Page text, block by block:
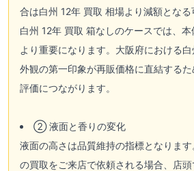
合は白州 12年 買取 相場より減額となる
白州 12年 買取 箱なしのケースでは、
より重要になります。大阪府における白
外観の第一印象が再販価格に直結する
評価につながります。
② 液面と香りの変化
液面の高さは品質維持の指標となりま
の買取をご来店で依頼される場合、店